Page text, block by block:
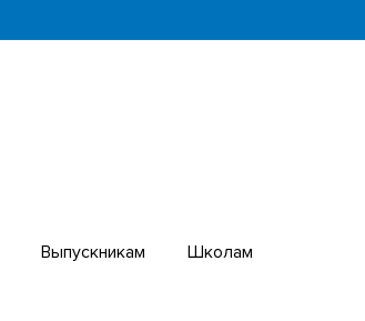
Английский для всех
Выпускникам Школам